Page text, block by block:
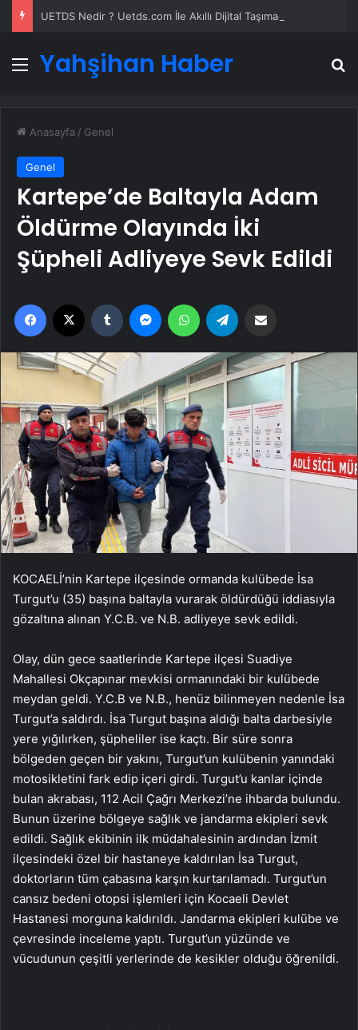
Menü
Yahşihan Haber
Anasayfa / Genel
Genel
Kartepe’de Baltayla Adam
Öldürme Olayında İki
Şüpheli Adliyeye Sevk Edildi
Facebook Tumblr MessengerWhatsApp
KOCAELİ’nin Kartepe ilçesinde ormanda kulübede İsa
Turgut’u (35) başına baltayla vurarak öldürdüğü iddiasıyla
gözaltına alınan Y.C.B. ve N.B. adliyeye sevk edildi.
Olay, dün gece saatlerinde Kartepe ilçesi Suadiye
Mahallesi Okçapınar mevkisi ormanındaki bir kulübede
meydan geldi. Y.C.B ve N.B., henüz bilinmeyen nedenle İsa
Turgut’a saldırdı. İsa Turgut başına aldığı balta darbesiyle
yere yığılırken, şüpheliler ise kaçtı. Bir süre sonra
bölgeden geçen bir yakını, Turgut’un kulübenin yanındaki
motosikletini fark edip içeri girdi. Turgut’u kanlar içinde
bulan akrabası, 112 Acil Çağrı Merkezi’ne ihbarda bulundu.
Bunun üzerine bölgeye sağlık ve jandarma ekipleri sevk
edildi. Sağlık ekibinin ilk müdahalesinin ardından İzmit
ilçesindeki özel bir hastaneye kaldırılan İsa Turgut,
doktorların tüm çabasına karşın kurtarılamadı. Turgut’un
cansız bedeni otopsi işlemleri için Kocaeli Devlet
Hastanesi morguna kaldırıldı. Jandarma ekipleri kulübe ve
çevresinde inceleme yaptı. Turgut’un yüzünde ve
vücudunun çeşitli yerlerinde de kesikler olduğu öğrenildi.